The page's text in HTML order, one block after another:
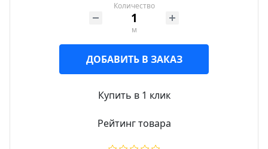
Количество
м
ДОБАВИТЬ В ЗАКАЗ
Купить в 1 клик
Рейтинг товара